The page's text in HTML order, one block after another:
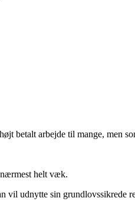
betalt arbejde til mange, men
helt væk.
udnytte sin grundlovssikrede